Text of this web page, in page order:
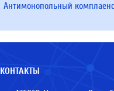
Антимонопольный комплаенс
КОНТАКТЫ